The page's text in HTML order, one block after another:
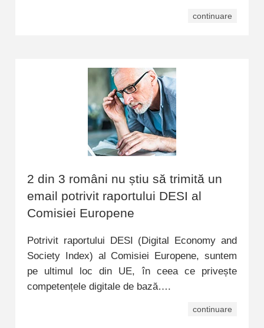
continuare
2 din 3 români nu știu să trimită un
email potrivit raportului DESI al
Comisiei Europene
Potrivit raportului DESI (Digital Economy and
Society Index) al Comisiei Europene, suntem
pe ultimul loc din UE, în ceea ce privește
competențele digitale de bază….
continuare